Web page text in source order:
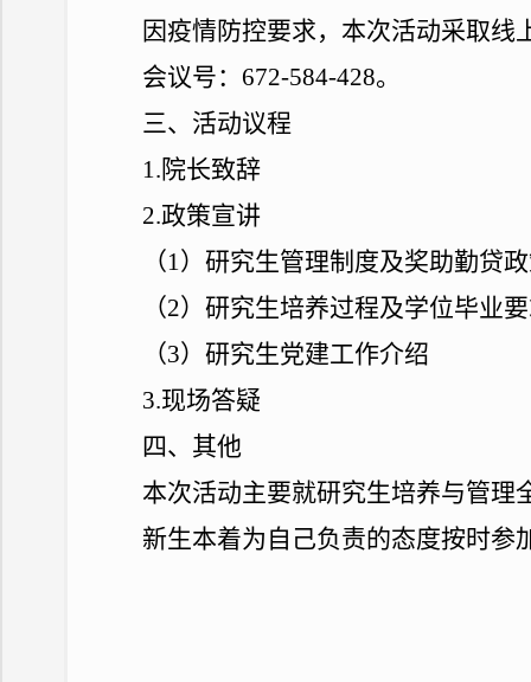
因疫情防控要求，本次活动采取
会议号： 672-584-428。
三、活动议程
1.院长致辞
2.政策宣讲
（1）研究生管理制度及奖助勤贷
（2）研究生培养过程及学位毕业
（3）研究生党建工作介绍
3.现场答疑
四、其他
本次活动主要就研究生培养与管理
新生本着为自己负责的态度按时参